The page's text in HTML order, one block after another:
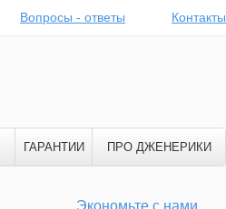
Вопросы - ответы Контакты
ГАРАНТИИ ПРО ДЖЕНЕРИКИ
Экономьте с нами